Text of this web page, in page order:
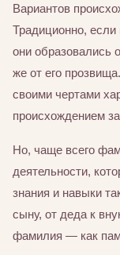
Вариантов
Традиционно,
они образовались
же от его
своими чертами
происхождением
Но, чаще всего
деятельности,
знания и навыки
сыну, от деда к
фамилия — как